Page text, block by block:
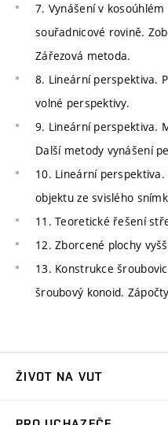
7. Vynášení v
souřadnicové rovině.
Zářezová metoda.
8. Lineární perspektiva.
volné perspektivy.
9. Lineární perspektiva.
Další metody vynášení
10. Lineární
objektu ze svislého
11. Teoretické řešení
12. Zborcené plochy
13. Konstrukce
šroubový konoid.
ŽIVOT NA VUT